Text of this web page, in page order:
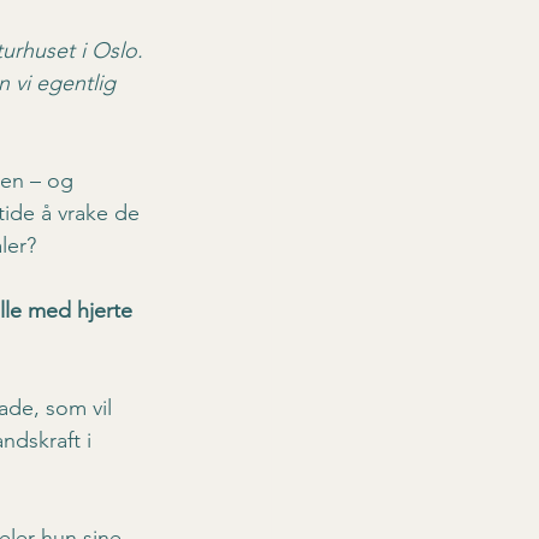
i Oslo.
vi egentlig
– og
å vrake de
med hjerte
som vil
i